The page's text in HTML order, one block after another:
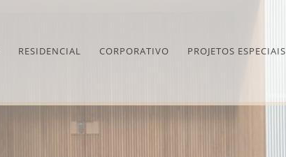
RESIDENCIAL CORPORATIVO PROJETOS ESPECIAIS